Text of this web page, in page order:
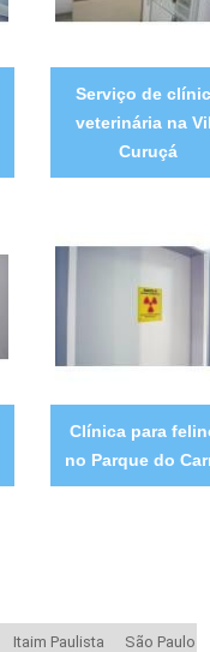
Serviço de
veterinária na
Curuçá
Clínica para
no Parque do
Itaim Paulista São Paulo